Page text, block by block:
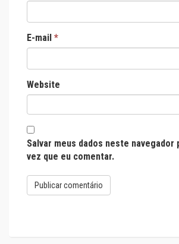
E-mail *
Website
Salvar meus dados neste navegador
vez que eu comentar.